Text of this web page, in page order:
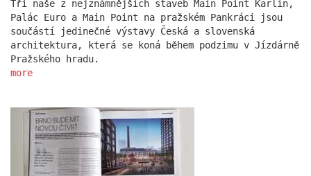
Tři naše z nejznámnějších staveb Main Point Karlín,
Palác Euro a Main Point na pražském Pankráci jsou
součástí jedinečné výstavy Česká a slovenská
architektura, která se koná během podzimu v Jízdárně
Pražského hradu.
more